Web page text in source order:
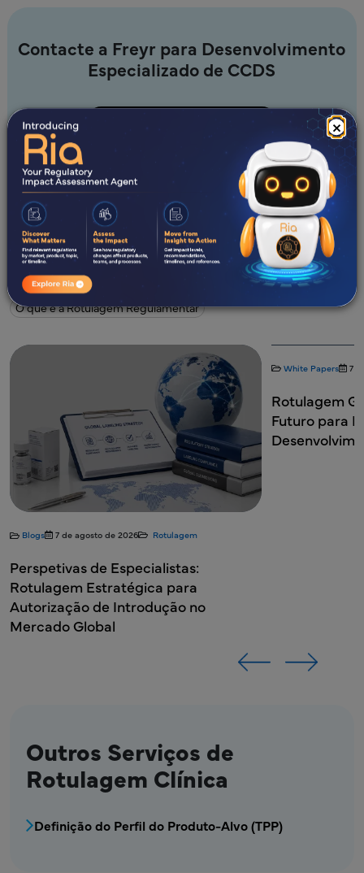
×
Contacte a Freyr para Desenvolvimento
Especializado de CCDS
Novidades?
Todos Blogs Estudos de Caso e-Books
Webinars
White Papers
O que é a Rotulagem Regulamentar
Blogs 7 de agosto de 2026 Rotulagem
Perspetivas de Especialistas:
Rotulagem Estratégica para
Autorização de Introdução no
Mercado Global
White Papers 7
Rotulagem
Futuro para
Outros Serviços de
Rotulagem Clínica
MPR - Rotulagem - Menu de Rotulagem
Definição do Perfil do Produto-Alvo (TPP)